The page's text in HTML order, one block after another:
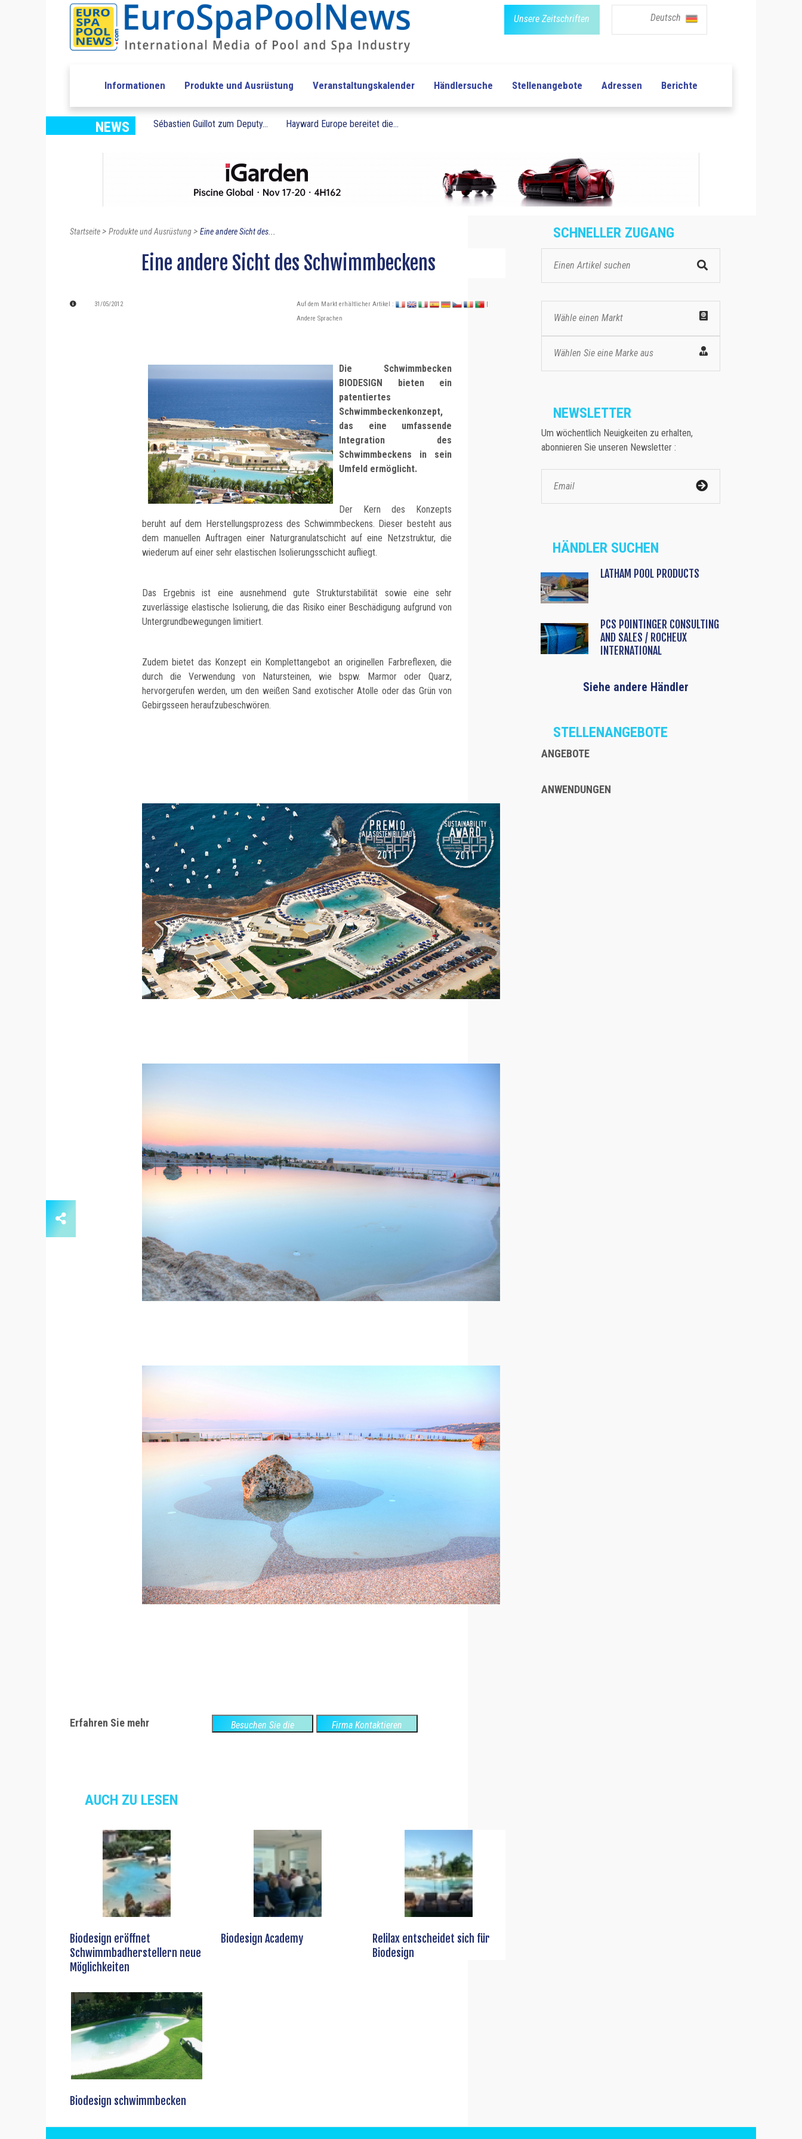
Unsere Zeitschriften Deutsch
Informationen Produkte und Ausrüstung Veranstaltungskalender Händlersuche Stellenangebote Adressen Berichte
NEWS Sébastien Guillot zum Deputy... Hayward Europe bereitet die...
Startseite> Produkte und Ausrüstung> Eine andere Sicht des...
Eine andere Sicht des Schwimmbeckens
31/05/2012 Auf dem Markt erhältlicher Artikel :
Andere Sprachen
Die Schwimmbecken
BIODESIGN bieten ein
patentiertes
Schwimmbeckenkonzept,
das eine umfassende
Integration des
Schwimmbeckens in sein
Umfeld ermöglicht.
Der Kern des Konzepts
beruht auf dem Herstellungsprozess des Schwimmbeckens. Dieser besteht aus
dem manuellen Auftragen einer Naturgranulatschicht auf eine Netzstruktur, die
wiederum auf einer sehr elastischen Isolierungsschicht aufliegt.
Das Ergebnis ist eine ausnehmend gute Strukturstabilität sowie eine sehr
zuverlässige elastische Isolierung, die das Risiko einer Beschädigung aufgrund von
Untergrundbewegungen limitiert.
Zudem bietet das Konzept ein Komplettangebot an originellen Farbreflexen, die
durch die Verwendung von Natursteinen, wie bspw. Marmor oder Quarz,
hervorgerufen werden, um den weißen Sand exotischer Atolle oder das Grün von
Gebirgsseen heraufzubeschwören.
Erfahren Sie mehr
Besuchen Sie die
Firma Kontaktieren
AUCH ZU LESEN
Biodesign eröffnet
Schwimmbadherstellern neue
Möglichkeiten
Biodesign Academy
Relilax entscheidet sich für
Biodesign
Biodesign schwimmbecken
SCHNELLER ZUGANG
Wähle einen Markt
Wählen Sie eine Marke aus
NEWSLETTER
Um wöchentlich Neuigkeiten zu erhalten,
abonnieren Sie unseren Newsletter :
HÄNDLER SUCHEN
LATHAM POOL PRODUCTS
PCS POINTINGER CONSULTING
AND SALES / ROCHEUX
INTERNATIONAL
Siehe andere Händler
STELLENANGEBOTE
ANGEBOTE
ANWENDUNGEN